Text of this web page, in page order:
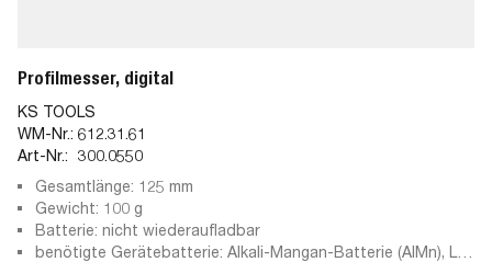
Profilmesser, digital
KS TOOLS
WM-Nr.: 612.31.61
Art-Nr.: 300.0550
Gesamtlänge: 125 mm
Gewicht: 100 g
Batterie: nicht wiederaufladbar
benötigte Gerätebatterie: Alkali-Mangan-Batterie (AlMn), LR